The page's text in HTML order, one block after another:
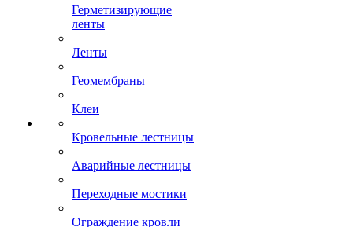
Герметизирующие
ленты
Ленты
Геомембраны
Клеи
Кровельные лестницы
Аварийные лестницы
Переходные мостики
Ограждение кровли